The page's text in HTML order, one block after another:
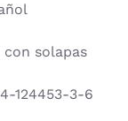
con solapas
124453-3-6